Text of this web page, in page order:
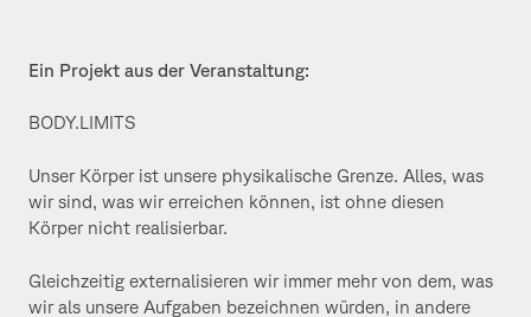
Ein Projekt aus der Veranstaltung:
BODY.LIMITS
Unser Körper ist unsere physikalische Grenze. Alles, was
wir sind, was wir erreichen können, ist ohne diesen
Körper nicht realisierbar.
Gleichzeitig externalisieren wir immer mehr von dem, was
wir als unsere Aufgaben bezeichnen würden, in andere